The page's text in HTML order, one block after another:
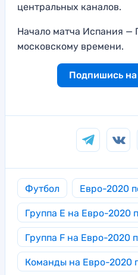
центральных каналов.
Начало матча Испания —
московскому времени.
Подпишись
Футбол Евро-2020
Группа E на Евро-2020
Группа F на Евро-2020
Команды на Евро-2020